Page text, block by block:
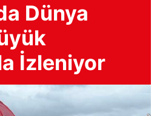
Dünya
İzleniyor